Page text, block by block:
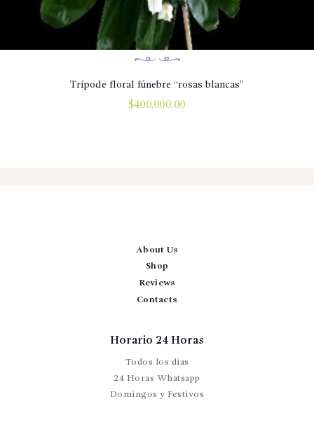
Trípode floral fúnebre “rosas blancas”
$400,000.00
About Us
Shop
Reviews
Contacts
Horario 24 Horas
Todos los dias
24 Horas Whatsapp
Domingos y Festivos